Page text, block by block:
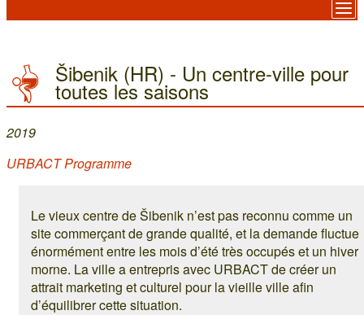
Šibenik (HR) - Un centre-ville pour
toutes les saisons
2019
URBACT Programme
Le vieux centre de Šibenik n’est pas reconnu comme un
site commerçant de grande qualité, et la demande fluctue
énormément entre les mois d’été très occupés et un hiver
morne. La ville a entrepris avec URBACT de créer un
attrait marketing et culturel pour la vieille ville afin
d’équilibrer cette situation.